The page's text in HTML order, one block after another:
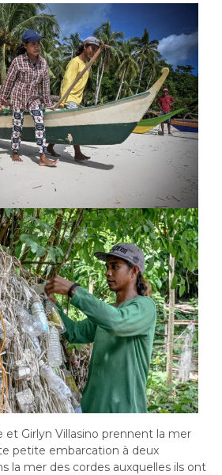
et Girlyn Villasino prennent la mer
petite embarcation à deux
la mer des cordes auxquelles ils ont